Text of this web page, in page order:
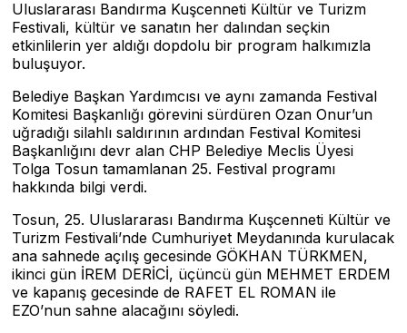
Uluslararası Bandırma Kuşcenneti Kültür ve Turizm
Festivali, kültür ve sanatın her dalından seçkin
etkinlilerin yer aldığı dopdolu bir program halkımızla
buluşuyor.
Belediye Başkan Yardımcısı ve aynı zamanda Festival
Komitesi Başkanlığı görevini sürdüren Ozan Onur’un
uğradığı silahlı saldırının ardından Festival Komitesi
Başkanlığını devr alan CHP Belediye Meclis Üyesi
Tolga Tosun tamamlanan 25. Festival programı
hakkında bilgi verdi.
Tosun, 25. Uluslararası Bandırma Kuşcenneti Kültür ve
Turizm Festivali’nde Cumhuriyet Meydanında kurulacak
ana sahnede açılış gecesinde GÖKHAN TÜRKMEN,
ikinci gün İREM DERİCİ, üçüncü gün MEHMET ERDEM
ve kapanış gecesinde de RAFET EL ROMAN ile
EZO’nun sahne alacağını söyledi.